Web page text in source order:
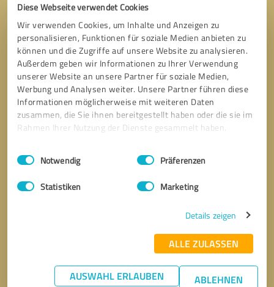
Diese Webseite verwendet Cookies
Wir verwenden Cookies, um Inhalte und Anzeigen zu
personalisieren, Funktionen für soziale Medien anbieten zu
können und die Zugriffe auf unsere Website zu analysieren.
Außerdem geben wir Informationen zu Ihrer Verwendung
unserer Website an unsere Partner für soziale Medien,
Werbung und Analysen weiter. Unsere Partner führen diese
Informationen möglicherweise mit weiteren Daten
zusammen, die Sie ihnen bereitgestellt haben oder die sie im
Rahmen Ihrer Nutzung der Dienste gesammelt haben.
Impressum Datenschutzbestimmungen
Einwilligungsauswahl
Notwendig Präferenzen
Statistiken Marketing
Details zeigen
ALLE ZULASSEN
AUSWAHL ERLAUBEN ABLEHNEN
* Erforderliche Angaben
Nachricht senden